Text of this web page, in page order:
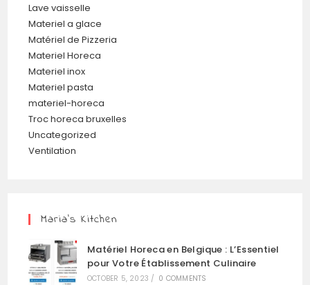
Lave vaisselle
Materiel a glace
Matériel de Pizzeria
Materiel Horeca
Materiel inox
Materiel pasta
materiel-horeca
Troc horeca bruxelles
Uncategorized
Ventilation
Maria’s Kitchen
Matériel Horeca en Belgique : L’Essentiel
pour Votre Établissement Culinaire
OCTOBER 5, 2023 / 0 COMMENTS